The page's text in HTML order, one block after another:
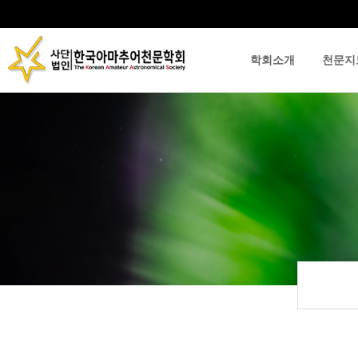
학회소개 천문
하위분류 하위분류